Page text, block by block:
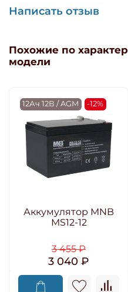
Написать отзыв
Похожие по
модели
12Ач 12В / AGM -12%
Аккумулятор MNB
MS12-12
3 455 ₽
3 040 ₽